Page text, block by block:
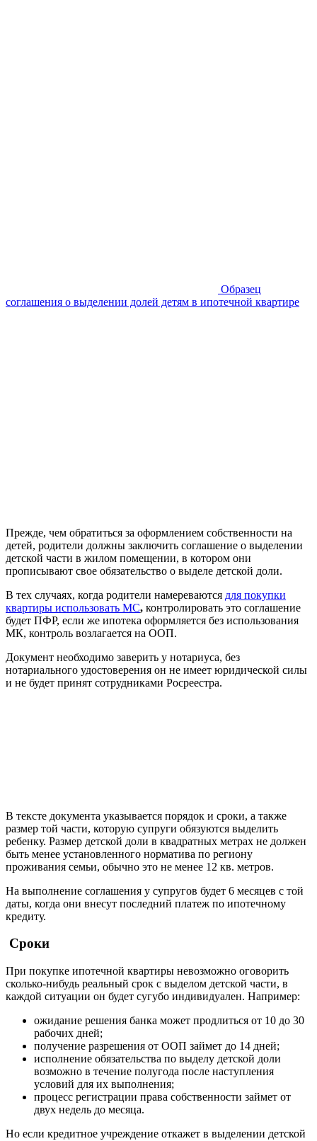
Образец
соглашения о выделении долей детям в ипотечной квартире
Прежде, чем обратиться за оформлением собственности на
детей, родители должны заключить соглашение о выделении
детской части в жилом помещении, в котором они
прописывают свое обязательство о выделе детской доли.
В тех случаях, когда родители намереваются для покупки
квартиры использовать МС, контролировать это соглашение
будет ПФР, если же ипотека оформляется без использования
МК, контроль возлагается на ООП.
Документ необходимо заверить у нотариуса, без
нотариального удостоверения он не имеет юридической силы
и не будет принят сотрудниками Росреестра.
В тексте документа указывается порядок и сроки, а также
размер той части, которую супруги обязуются выделить
ребенку. Размер детской доли в квадратных метрах не должен
быть менее установленного норматива по региону
проживания семьи, обычно это не менее 12 кв. метров.
На выполнение соглашения у супругов будет 6 месяцев с той
даты, когда они внесут последний платеж по ипотечному
кредиту.
Сроки
При покупке ипотечной квартиры невозможно оговорить
сколько-нибудь реальный срок с выделом детской части, в
каждой ситуации он будет сугубо индивидуален. Например:
ожидание решения банка может продлиться от 10 до 30
рабочих дней;
получение разрешения от ООП займет до 14 дней;
исполнение обязательства по выделу детской доли
возможно в течение полугода после наступления
условий для их выполнения;
процесс регистрации права собственности займет от
двух недель до месяца.
Но если кредитное учреждение откажет в выделении детской